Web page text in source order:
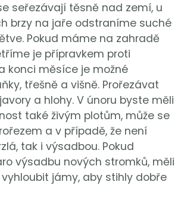
seřezávají těsně nad zemí, u
brzy na jaře odstraníme suché
Pokud máme na zahradě
je přípravkem proti
konci měsíce je možné
třešně a višně. Prořezávat
a hlohy. V únoru byste měli
také živým plotům, může se
a v případě, že není
tak i výsadbou. Pokud
výsadbu nových stromků, měli
jámy, aby stihly dobře